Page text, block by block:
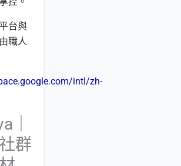
台與
職人
intl/zh-
｜
群